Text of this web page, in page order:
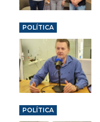
POLÍTICA
POLÍTICA